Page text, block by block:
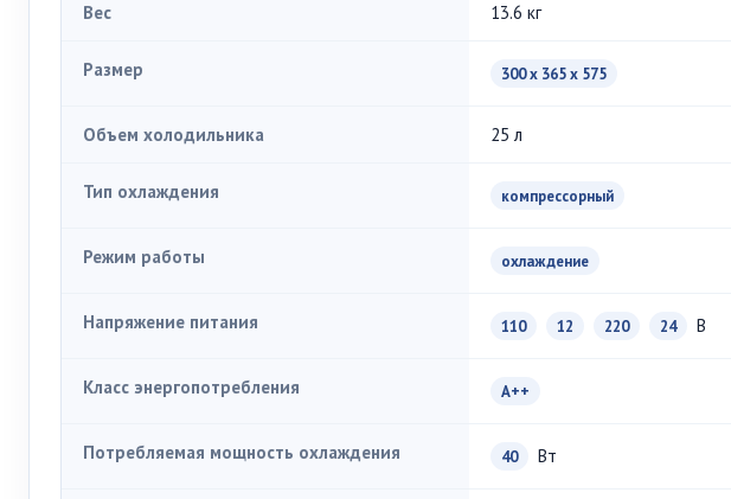
Вес 13.6 кг
Размер 300 x 365 x 575
Объем холодильника 25 л
Тип охлаждения компрессорный
Режим работы охлаждение
Напряжение питания 110 12 220 24 В
Класс энергопотребления A++
Потребляемая мощность охлаждения 40 Вт